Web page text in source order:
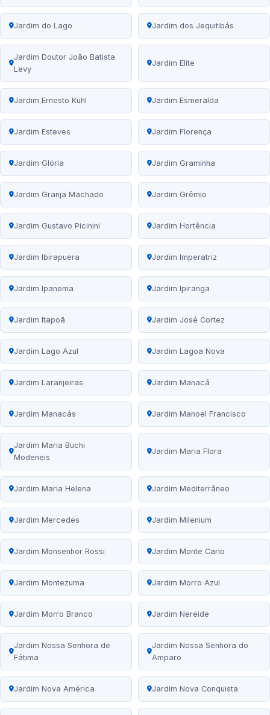
Jardim do Lago Jardim dos Jequitibás
Jardim Doutor João Batista
Levy
Jardim Elite
Jardim Ernesto Kühl Jardim Esmeralda
Jardim Esteves Jardim Florença
Jardim Glória Jardim Graminha
Jardim Granja Machado Jardim Grêmio
Jardim Gustavo Picinini Jardim Hortência
Jardim Ibirapuera Jardim Imperatriz
Jardim Ipanema Jardim Ipiranga
Jardim Itapoã Jardim José Cortez
Jardim Lago Azul Jardim Lagoa Nova
Jardim Laranjeiras Jardim Manacá
Jardim Manacás Jardim Manoel Francisco
Jardim Maria Buchi
Modeneis
Jardim Maria Flora
Jardim Maria Helena Jardim Mediterrâneo
Jardim Mercedes Jardim Milenium
Jardim Monsenhor Rossi Jardim Monte Carlo
Jardim Montezuma Jardim Morro Azul
Jardim Morro Branco Jardim Nereide
Jardim Nossa Senhora de
Fátima
Jardim Nossa Senhora do
Amparo
Jardim Nova América Jardim Nova Conquista